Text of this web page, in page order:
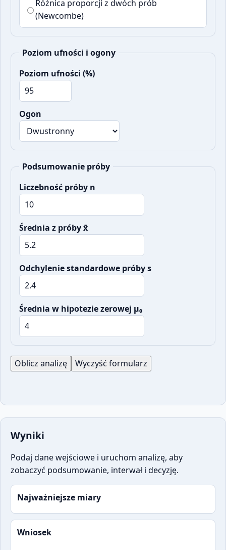
Różnica proporcji z dwóch prób
(Newcombe)
Poziom ufności i ogony
Poziom ufności (%)
Ogon
Podsumowanie próby
Liczebność próby n
Średnia z próby x̄
Odchylenie standardowe próby s
Średnia w hipotezie zerowej μ₀
Oblicz analizę Wyczyść formularz
Wyniki
Podaj dane wejściowe i uruchom analizę, aby
zobaczyć podsumowanie, interwał i decyzję.
Najważniejsze miary
Wniosek